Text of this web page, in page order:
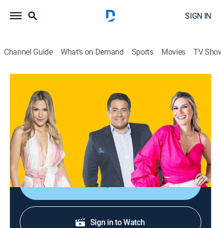
SIGN IN
Channel Guide What's on Demand Sports Movies TV
En contacto
En contacto
TVPG|Newsmagazine, Variety|2026
Entretenimiento, cocina, temas médicos, entrevistas y
noticias de la comunidad. Junto con secciones de
belleza, cocina, salud, moda y ayudas sociales.
Shop DIRECTV
Sign in to Watch